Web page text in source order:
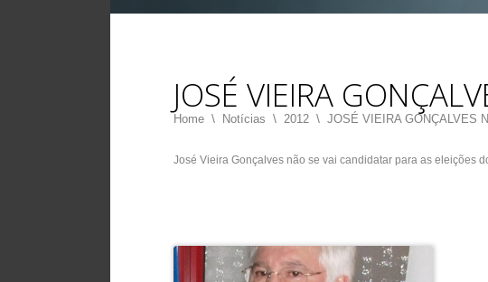
JOSÉ VIEIRA
Home \ Notícias \ 2012 \ JOSÉ VIEIRA GONÇALVES
José Vieira Gonçalves não se vai candidatar para as eleições